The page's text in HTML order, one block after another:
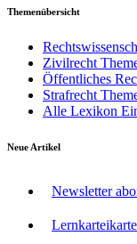
Themenübersicht
Zivilrecht
Öffentliches
Strafrecht
Alle Lexikon
Neue Artikel
Newsletter